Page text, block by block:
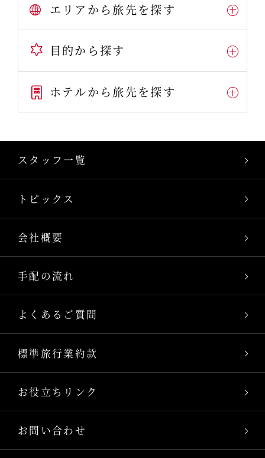
エリアから旅先を探す
目的から探す
ホテルから旅先を探す
スタッフ一覧
トピックス
会社概要
手配の流れ
よくあるご質問
標準旅行業約款
お役立ちリンク
お問い合わせ